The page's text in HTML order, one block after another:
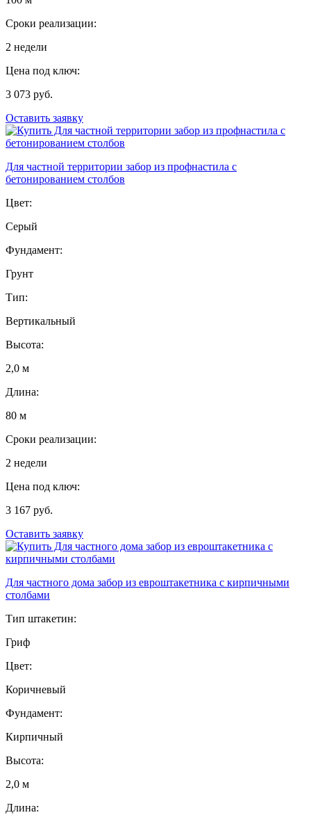
Сроки реализации:
2 недели
Цена под ключ:
3 073 руб.
Оставить заявку
Для частной территории забор из профнастила с
бетонированием столбов
Цвет:
Серый
Фундамент:
Грунт
Тип:
Вертикальный
Высота:
2,0 м
Длина:
80 м
Сроки реализации:
2 недели
Цена под ключ:
3 167 руб.
Оставить заявку
Для частного дома забор из евроштакетника с кирпичными
столбами
Тип штакетин:
Гриф
Цвет:
Коричневый
Фундамент:
Кирпичный
Высота:
2,0 м
Длина: